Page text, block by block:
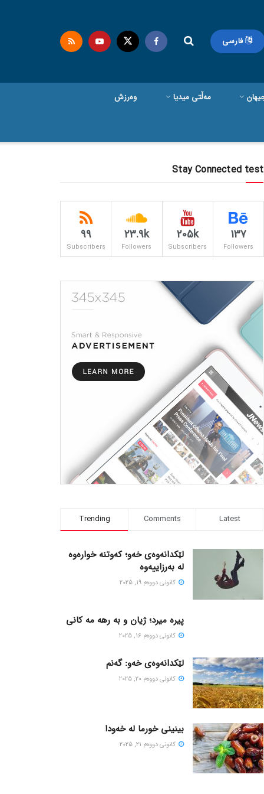
فارسی
مەڵتی میدیا وەرزش
Stay Connected test
137
Followers
205k
Subscribers
23.9k
Followers
99
Subscribers
Trending Comments Latest
لێکدانەوەی خەو؛ کەوتنە خوارەوە
لە بەرزاییەوە
كانونی دووه‌م 19, 2025
پیره میرد؛ ژیان و به رهه مه کانی
كانونی دووه‌م 16, 2025
لێکدانەوەی خەو: گەنم
كانونی دووه‌م 20, 2025
بینینی خورما لە خەودا
كانونی دووه‌م 21, 2025